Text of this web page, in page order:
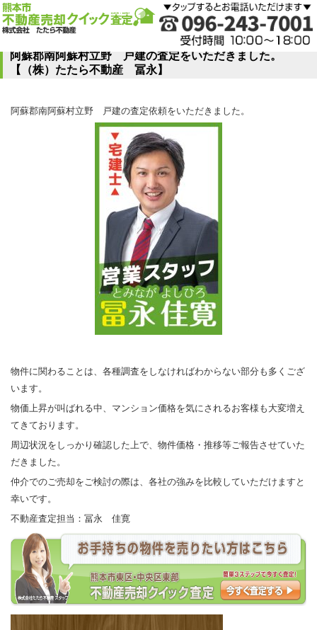
阿蘇郡南阿蘇村立野 戸建の査定をいただきました。
【（株）たたら不動産 冨永】
阿蘇郡南阿蘇村立野 戸建の査定依頼をいただきました。
物件に関わることは、各種調査をしなければわからない部分も多くござ
います。
物価上昇が叫ばれる中、マンション価格を気にされるお客様も大変増え
てきております。
周辺状況をしっかり確認した上で、物件価格・推移等ご報告させていた
だきました。
仲介でのご売却をご検討の際は、各社の強みを比較していただけますと
幸いです。
不動産査定担当：冨永 佳寛